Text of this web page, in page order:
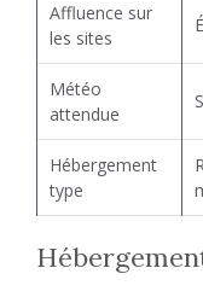
Affluence sur
les sites
Météo
attendue
Hébergement
type